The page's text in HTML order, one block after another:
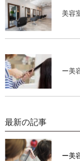
美容
ー美
最新の記事
ー美